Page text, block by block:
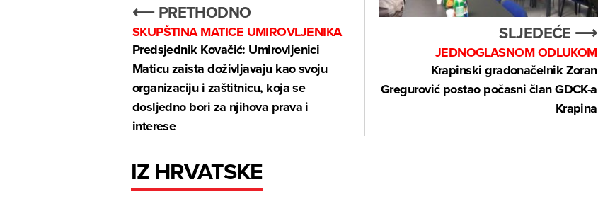
⟵ PRETHODNO
SKUPŠTINA MATICE UMIROVLJENIKA
Predsjednik Kovačić: Umirovljenici
Maticu zaista doživljavaju kao svoju
organizaciju i zaštitnicu, koja se
dosljedno bori za njihova prava i
interese
SLJEDEĆE ⟶
JEDNOGLASNOM ODLUKOM
Krapinski gradonačelnik Zoran
Gregurović postao počasni član GDCK-a
Krapina
IZ HRVATSKE